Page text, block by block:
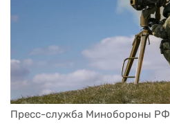
Пресс-служба Минобороны РФ